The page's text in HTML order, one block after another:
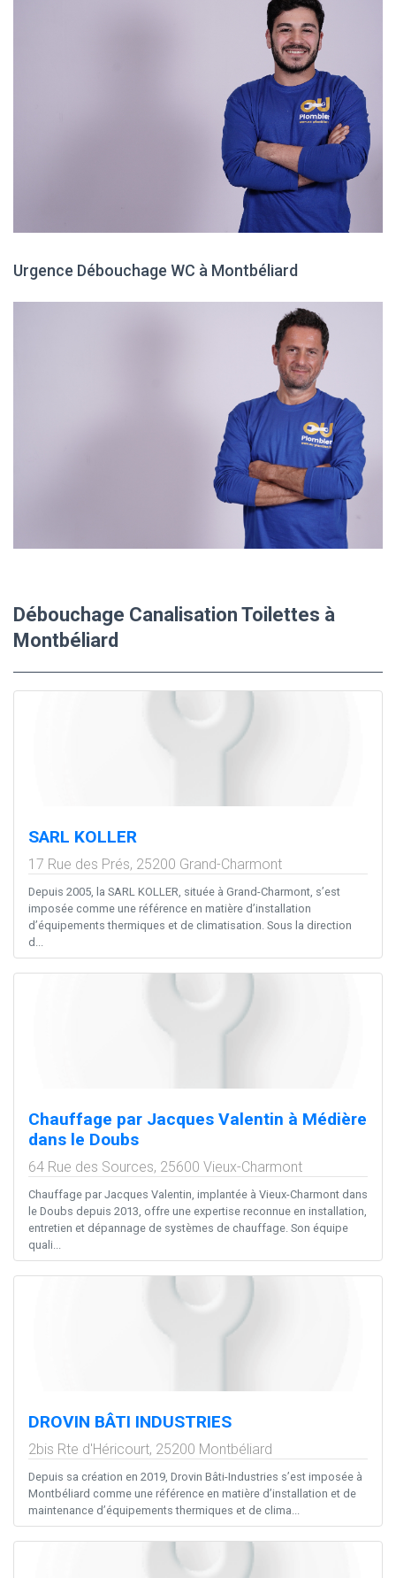
Urgence Débouchage WC à Montbéliard
Débouchage Canalisation Toilettes à
Montbéliard
SARL KOLLER
17 Rue des Prés, 25200 Grand-Charmont
Depuis 2005, la SARL KOLLER, située à Grand-Charmont, s’est
imposée comme une référence en matière d’installation
d’équipements thermiques et de climatisation. Sous la direction
d...
Chauffage par Jacques Valentin à Médière
dans le Doubs
64 Rue des Sources, 25600 Vieux-Charmont
Chauffage par Jacques Valentin, implantée à Vieux-Charmont dans
le Doubs depuis 2013, offre une expertise reconnue en installation,
entretien et dépannage de systèmes de chauffage. Son équipe
quali...
DROVIN BÂTI INDUSTRIES
2bis Rte d'Héricourt, 25200 Montbéliard
Depuis sa création en 2019, Drovin Bâti-Industries s’est imposée à
Montbéliard comme une référence en matière d’installation et de
maintenance d’équipements thermiques et de clima...